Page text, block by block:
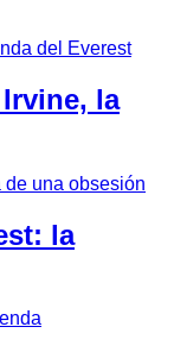
la
la